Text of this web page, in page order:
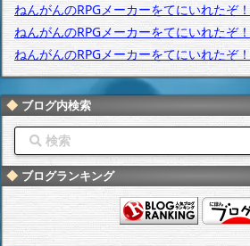
ねんがんのRPGメーカーをてにいれたぞ！
ねんがんのRPGメーカーをてにいれたぞ！
ねんがんのRPGメーカーをてにいれたぞ！
ブログ内検索
ブログランキング